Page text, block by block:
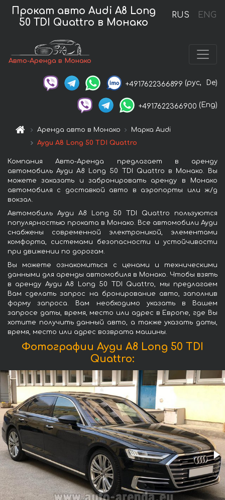
RUS ENG
Прокат авто Audi A8 Long
50 TDI Quattro в Монако
Авто-Аренда в Монако
+4917622366899 (рус, De)
+4917622366900 (Eng)
Аренда авто в Монако
Марка Audi
Ауди A8 Long 50 TDI Quattro
Компания Авто-Аренда предлагает в аренду
автомобиль Ауди A8 Long 50 TDI Quattro в Монако. Вы
можете заказать и забронировать аренду в Монако
автомобиля с доставкой авто в аэропорты или ж/д
вокзал.
Автомобиль Ауди A8 Long 50 TDI Quattro пользуются
популярностью проката в Монако. Все автомобили Ауди
снабжены современной электроникой, элементами
комфорта, системами безопасности и устойчивости
при движении по дорогам.
Вы можете ознакомиться с ценами и техническими
данными для аренды автомобиля в Монако. Чтобы взять
в аренду Ауди A8 Long 50 TDI Quattro, мы предлагаем
Вам сделать запрос на бронирование авто, заполнив
форму запроса. Вам необходимо указать в Вашем
запросе даты, время, место или адрес в Европе, где Вы
хотите получить данный авто, а также указать даты,
время, место или адрес возврата машины.
Фотографии Ауди A8 Long 50 TDI
Quattro: